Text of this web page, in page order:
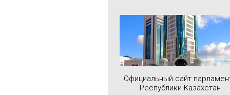
Официальный сайт
Республики Казахстан